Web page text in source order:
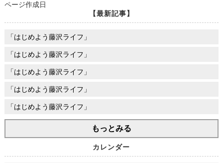
ページ作成日
【最新記事】
「はじめよう藤沢ライフ」
「はじめよう藤沢ライフ」
「はじめよう藤沢ライフ」
「はじめよう藤沢ライフ」
「はじめよう藤沢ライフ」
もっとみる
カレンダー